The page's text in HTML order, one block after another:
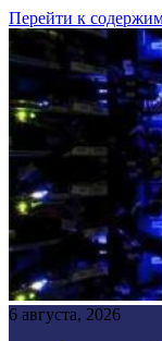
Перейти к
6 августа, 2026